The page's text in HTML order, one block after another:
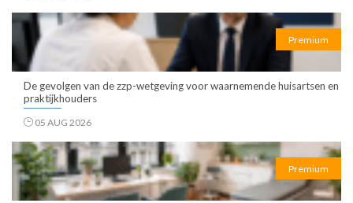
Premium
De gevolgen van de zzp-wetgeving voor waarnemende huisartsen en
praktijkhouders
05 AUG 2026
Premium